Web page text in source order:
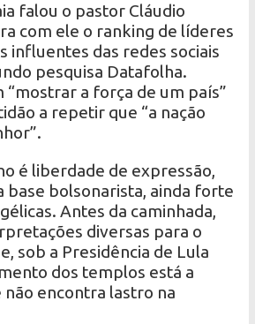
falou o pastor Cláudio
com ele o ranking de líderes
influentes das redes sociais
pesquisa Datafolha.
a força de um país”
a repetir que “a nação
é liberdade de expressão,
base bolsonarista, ainda forte
Antes da caminhada,
diversas para o
sob a Presidência de Lula
dos templos está a
não encontra lastro na